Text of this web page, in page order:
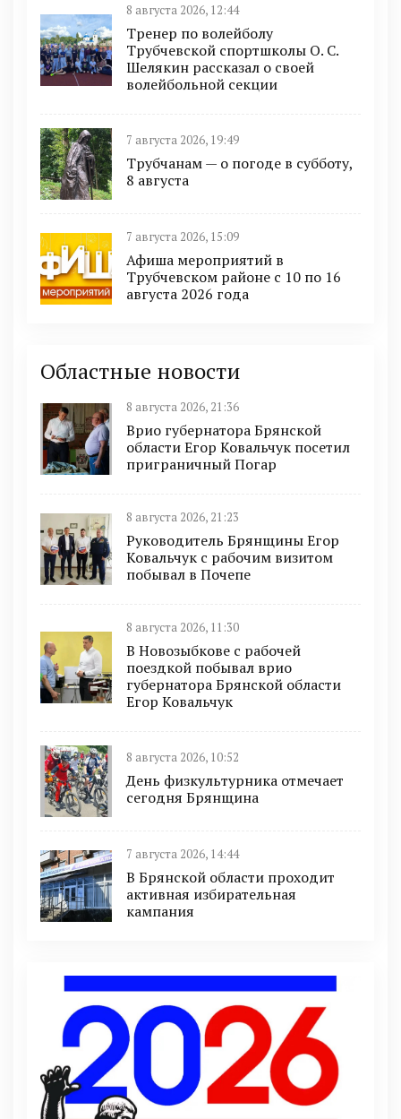
8 августа 2026, 12:44
Тренер по волейболу
Трубчевской спортшколы О. С.
Шелякин рассказал о своей
волейбольной секции
7 августа 2026, 19:49
Трубчанам — о погоде в субботу,
8 августа
7 августа 2026, 15:09
Афиша мероприятий в
Трубчевском районе с 10 по 16
августа 2026 года
Областные новости
8 августа 2026, 21:36
Врио губернатора Брянской
области Егор Ковальчук посетил
приграничный Погар
8 августа 2026, 21:23
Руководитель Брянщины Егор
Ковальчук с рабочим визитом
побывал в Почепе
8 августа 2026, 11:30
В Новозыбкове с рабочей
поездкой побывал врио
губернатора Брянской области
Егор Ковальчук
8 августа 2026, 10:52
День физкультурника отмечает
сегодня Брянщина
7 августа 2026, 14:44
В Брянской области проходит
активная избирательная
кампания